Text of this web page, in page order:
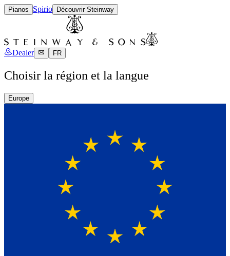
Pianos Spirio Découvrir Steinway
Dealer FR
Choisir la région et la langue
Europe